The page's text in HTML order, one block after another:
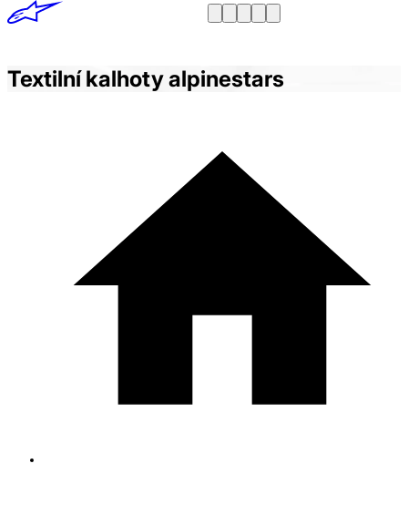
Textilní kalhoty alpinestars